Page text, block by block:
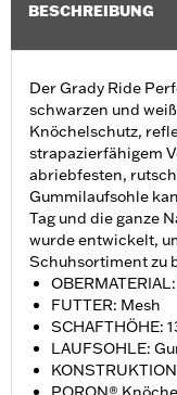
BESCHREIBUNG
Der Grady Ride
schwarzen und
Knöchelschutz,
strapazierfähigem
abriebfesten,
Gummilaufsohle
Tag und die ganze
wurde entwickelt,
Schuhsortiment zu
FUTTER: Mesh
SCHAFTHÖHE:
LAUFSOHLE: